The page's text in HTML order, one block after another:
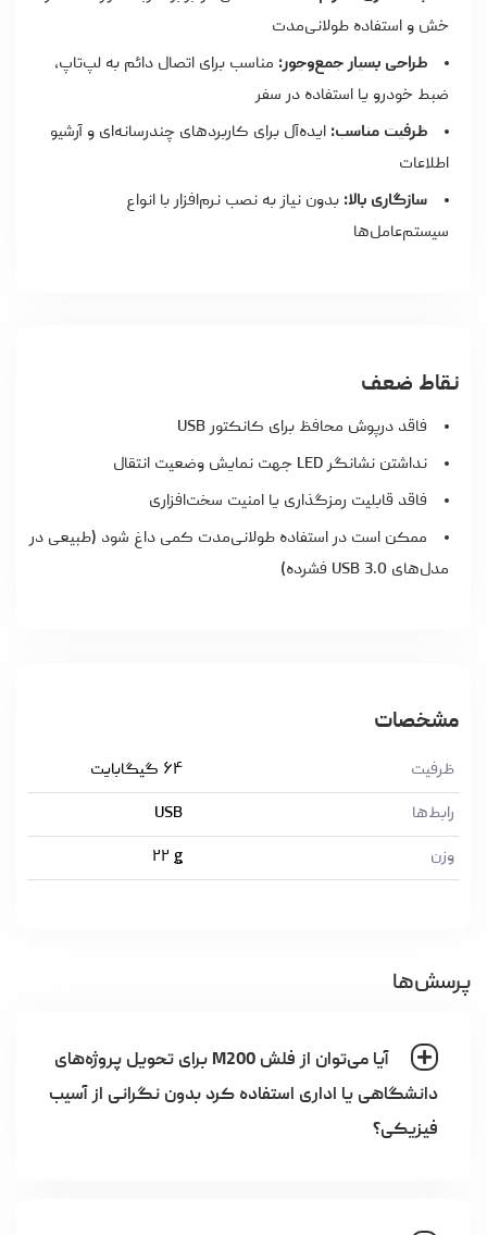
خش و استفاده طولانی‌مدت
طراحی بسیار جمع‌وجور: مناسب برای اتصال دائم به لپ‌تاپ،
ضبط خودرو یا استفاده در سفر
ظرفیت مناسب: ایده‌آل برای کاربردهای چندرسانه‌ای و آرشیو
اطلاعات
سازگاری بالا: بدون نیاز به نصب نرم‌افزار با انواع
سیستم‌عامل‌ها
نقاط ضعف
فاقد درپوش محافظ برای کانکتور USB
نداشتن نشانگر LED جهت نمایش وضعیت انتقال
فاقد قابلیت رمزگذاری یا امنیت سخت‌افزاری
ممکن است در استفاده طولانی‌مدت کمی داغ شود (طبیعی در
مدل‌های USB 3.0 فشرده)
مشخصات
ظرفیت
۶۴ گیگابایت
رابط‌ها
USB
وزن
۲۲ g
پرسش‌ها
آیا می‌توان از فلش M200 برای تحویل پروژه‌های
دانشگاهی یا اداری استفاده کرد بدون نگرانی از آسیب
فیزیکی؟